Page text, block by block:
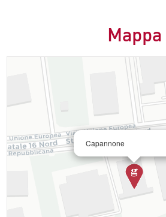
Mappa
Capannone